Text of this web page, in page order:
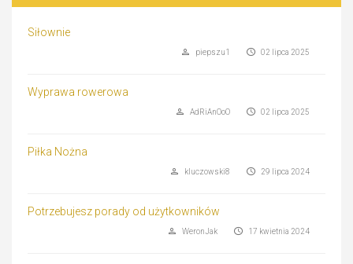
Siłownie
02 lipca 2025
piepszu1
Wyprawa rowerowa
02 lipca 2025
AdRiAnOoO
Piłka Nożna
29 lipca 2024
kluczowski8
Potrzebujesz porady od użytkowników
17 kwietnia 2024
WeronJak